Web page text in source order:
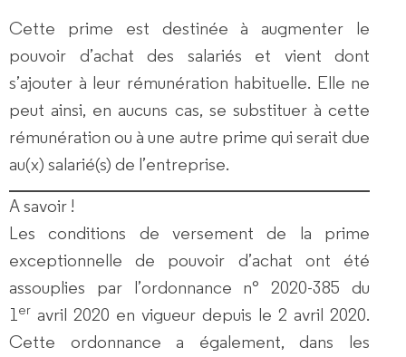
Cette prime est destinée à augmenter le
pouvoir d’achat des salariés et vient dont
s’ajouter à leur rémunération habituelle. Elle ne
peut ainsi, en aucuns cas, se substituer à cette
rémunération ou à une autre prime qui serait due
au(x) salarié(s) de l’entreprise.
A savoir !
Les conditions de versement de la prime
exceptionnelle de pouvoir d’achat ont été
assouplies par l’ordonnance n° 2020-385 du
1er avril 2020 en vigueur depuis le 2 avril 2020.
Cette ordonnance a également, dans les